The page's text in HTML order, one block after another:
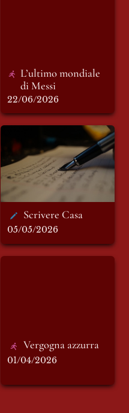
L’ultimo mondiale
di Messi
22/06/2026
Scrivere Casa
Scrivere Casa
05/05/2026
Vergogna azzurra
Vergogna azzurra
01/04/2026